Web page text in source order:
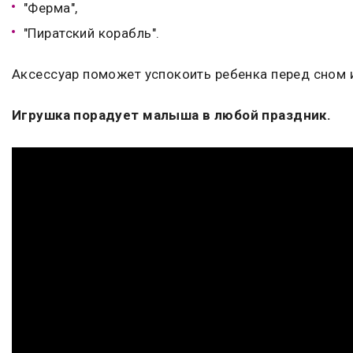
"Ферма",
"Пиратский корабль".
Аксессуар поможет успокоить ребенка перед сном
Игрушка порадует малыша в любой праздник.